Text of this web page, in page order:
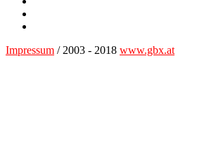
Impressum / 2003 - 2018 www.gbx.at